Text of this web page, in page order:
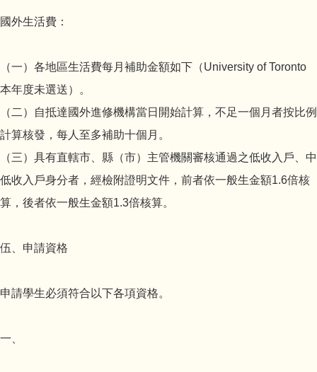
國外生活費：
（一）各地區生活費每月補助金額如下（University of Toronto
本年度未選送）。
（二）自抵達國外進修機構當日開始計算，不足一個月者按比例
計算核發，每人至多補助十個月。
（三）具有直轄市、縣（市）主管機關審核通過之低收入戶、中
低收入戶身分者，經檢附證明文件，前者依一般生金額1.6倍核
算，後者依一般生金額1.3倍核算。
伍、申請資格
申請學生必須符合以下各項資格。
一、